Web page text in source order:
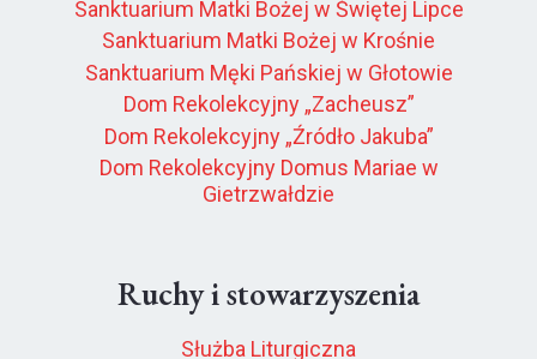
Sanktuarium Matki Bożej w Świętej Lipce
Sanktuarium Matki Bożej w Krośnie
Sanktuarium Męki Pańskiej w Głotowie
Dom Rekolekcyjny „Zacheusz”
Dom Rekolekcyjny „Źródło Jakuba”
Dom Rekolekcyjny Domus Mariae w
Gietrzwałdzie
Ruchy i stowarzyszenia
Służba Liturgiczna